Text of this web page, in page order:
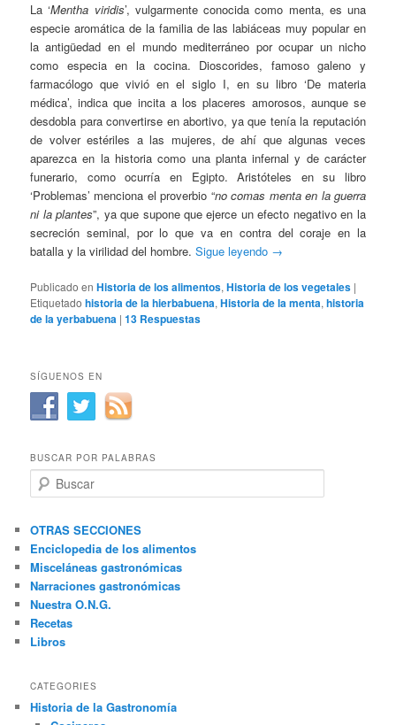
La ‘Mentha viridis’, vulgarmente conocida como menta, es una
especie aromática de la familia de las labiáceas muy popular en
la antigüedad en el mundo mediterráneo por ocupar un nicho
como especia en la cocina. Dioscorides, famoso galeno y
farmacólogo que vivió en el siglo I, en su libro ‘De materia
médica’, indica que incita a los placeres amorosos, aunque se
desdobla para convertirse en abortivo, ya que tenía la reputación
de volver estériles a las mujeres, de ahí que algunas veces
aparezca en la historia como una planta infernal y de carácter
funerario, como ocurría en Egipto. Aristóteles en su libro
‘Problemas’ menciona el proverbio “no comas menta en la guerra
ni la plantes”, ya que supone que ejerce un efecto negativo en la
secreción seminal, por lo que va en contra del coraje en la
batalla y la virilidad del hombre.Sigue leyendo →
Publicado en Historia de los alimentos,Historia de los vegetales |
Etiquetado historia de la hierbabuena,Historia de la menta,historia
de la yerbabuena |13 Respuestas
SÍGUENOS EN
BUSCAR POR PALABRAS
u
c
a
r
OTRAS SECCIONES
Enciclopedia de los alimentos
Misceláneas gastronómicas
Narraciones gastronómicas
Nuestra O.N.G.
Recetas
Libros
CATEGORIES
Historia de la Gastronomía